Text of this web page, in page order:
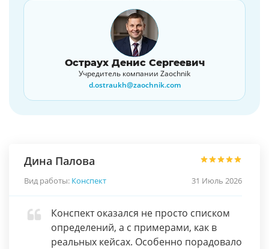
Остраух Денис Сергеевич
Учредитель компании Zaochnik
d.ostraukh@zaochnik.com
Дина Палова
Вид работы: Конспект 31 Июль 2026
Конспект оказался не просто списком
определений, а с примерами, как в
реальных кейсах. Особенно порадовало